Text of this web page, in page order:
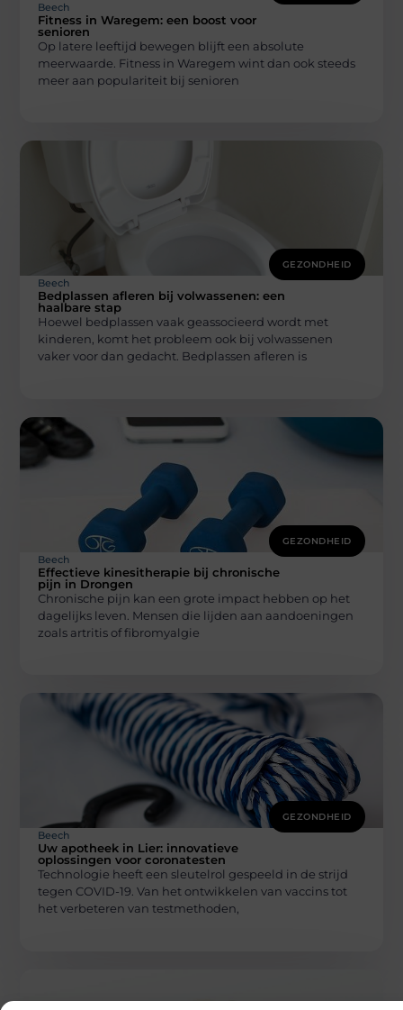
Beech
Fitness in Waregem: een boost voor
senioren
Op latere leeftijd bewegen blijft een absolute
meerwaarde. Fitness in Waregem wint dan ook steeds
meer aan populariteit bij senioren
GEZONDHEID
Beech
Bedplassen afleren bij volwassenen: een
haalbare stap
Hoewel bedplassen vaak geassocieerd wordt met
kinderen, komt het probleem ook bij volwassenen
vaker voor dan gedacht. Bedplassen afleren is
GEZONDHEID
Beech
Effectieve kinesitherapie bij chronische
pijn in Drongen
Chronische pijn kan een grote impact hebben op het
dagelijks leven. Mensen die lijden aan aandoeningen
zoals artritis of fibromyalgie
GEZONDHEID
Beech
Uw apotheek in Lier: innovatieve
oplossingen voor coronatesten
Technologie heeft een sleutelrol gespeeld in de strijd
tegen COVID-19. Van het ontwikkelen van vaccins tot
het verbeteren van testmethoden,